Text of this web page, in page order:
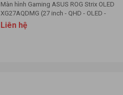
Màn hình Gaming ASUS ROG Strix OLED
XG27AQDMG (27 inch - QHD - OLED -
240Hz - G-SYNC - DisplayHDR 400)
Liên hệ